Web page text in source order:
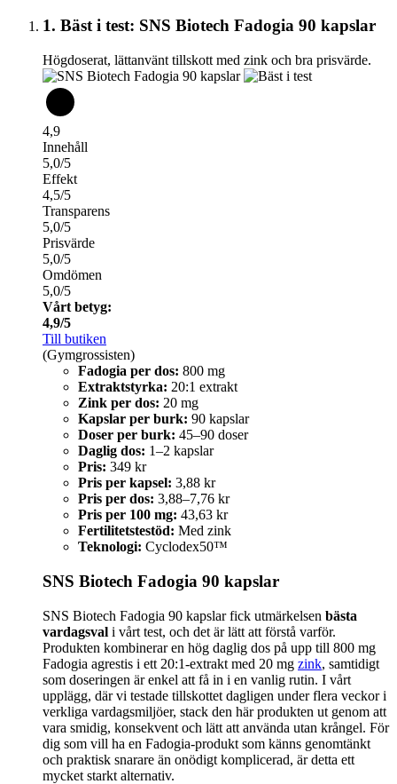
1. Bäst i test: SNS Biotech Fadogia 90 kapslar
Högdoserat, lättanvänt tillskott med zink och bra prisvärde.
4,9
Innehåll
5,0/5
Effekt
4,5/5
Transparens
5,0/5
Prisvärde
5,0/5
Omdömen
5,0/5
Vårt betyg:
4,9/5
Till butiken
(Gymgrossisten)
Fadogia per dos: 800 mg
Extraktstyrka: 20:1 extrakt
Zink per dos: 20 mg
Kapslar per burk: 90 kapslar
Doser per burk: 45–90 doser
Daglig dos: 1–2 kapslar
Pris: 349 kr
Pris per kapsel: 3,88 kr
Pris per dos: 3,88–7,76 kr
Pris per 100 mg: 43,63 kr
Fertilitetstestöd: Med zink
Teknologi: Cyclodex50™
SNS Biotech Fadogia 90 kapslar
SNS Biotech Fadogia 90 kapslar fick utmärkelsen bästa
vardagsval i vårt test, och det är lätt att förstå varför.
Produkten kombinerar en hög daglig dos på upp till 800 mg
Fadogia agrestis i ett 20:1-extrakt med 20 mg zink, samtidigt
som doseringen är enkel att få in i en vanlig rutin. I vårt
upplägg, där vi testade tillskottet dagligen under flera veckor i
verkliga vardagsmiljöer, stack den här produkten ut genom att
vara smidig, konsekvent och lätt att använda utan krångel. För
dig som vill ha en Fadogia-produkt som känns genomtänkt
och praktisk snarare än onödigt komplicerad, är detta ett
mycket starkt alternativ.